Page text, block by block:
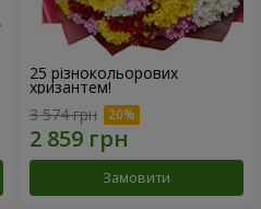
25 різнокольорових
хризантем!
3 574 грн
Замовити